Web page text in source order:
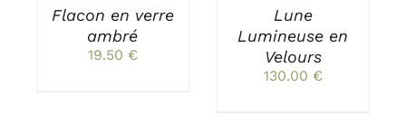
OPTIONS
PEUVENT
ÊTRE
Flacon en verre
ambré
19.50 €
Lune
Lumineuse en
Velours
130.00 €